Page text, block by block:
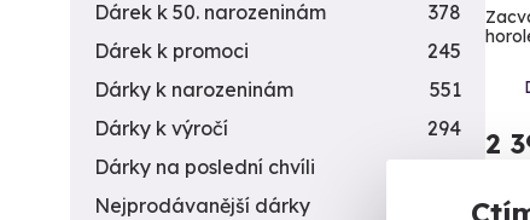
2
Dárek k 50. narozeninám
378
Dárek k promoci
245
Dárky k narozeninám
551
Dárky k výročí
294
Dárky na poslední chvíli
450
Nejprodávanější dárky